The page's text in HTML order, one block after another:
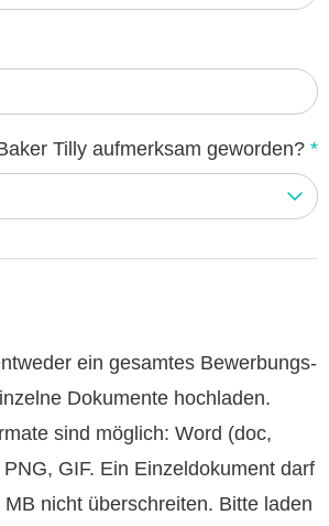
Tilly aufmerksam geworden? *
ein gesamtes Bewerbungs-
Dokumente hochladen.
sind möglich: Word (doc,
GIF. Ein Einzeldokument darf
nicht überschreiten. Bitte laden